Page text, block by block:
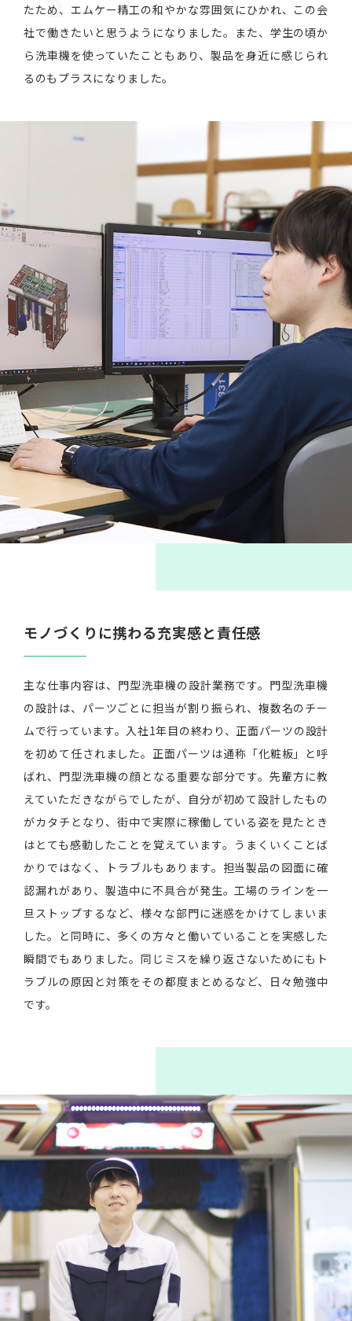
たため、エムケー精工の和やかな雰囲気にひかれ、この会
社で働きたいと思うようになりました。また、学生の頃か
ら洗車機を使っていたこともあり、製品を身近に感じられ
るのもプラスになりました。
モノづくりに携わる充実感と責任感
主な仕事内容は、門型洗車機の設計業務です。門型洗車機
の設計は、パーツごとに担当が割り振られ、複数名のチー
ムで行っています。入社1年目の終わり、正面パーツの設計
を初めて任されました。正面パーツは通称「化粧板」と呼
ばれ、門型洗車機の顔となる重要な部分です。先輩方に教
えていただきながらでしたが、自分が初めて設計したもの
がカタチとなり、街中で実際に稼働している姿を見たとき
はとても感動したことを覚えています。うまくいくことば
かりではなく、トラブルもあります。担当製品の図面に確
認漏れがあり、製造中に不具合が発生。工場のラインを一
旦ストップするなど、様々な部門に迷惑をかけてしまいま
した。と同時に、多くの方々と働いていることを実感した
瞬間でもありました。同じミスを繰り返さないためにもト
ラブルの原因と対策をその都度まとめるなど、日々勉強中
です。